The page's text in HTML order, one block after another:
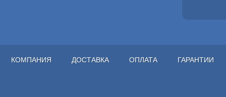
КОМПАНИЯ ДОСТАВКА ОПЛАТА ГАРАНТИИ